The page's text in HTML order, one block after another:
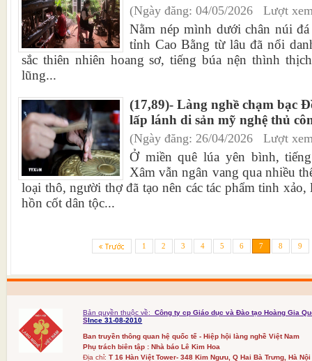
(Ngày đăng: 04/05/2026 Lượt
Nằm nép mình dưới chân núi
tỉnh Cao Bằng từ lâu đã nổi
sắc thiên nhiên hoang sơ, tiếng búa nện thình
lũng...
(17,89)- Làng nghề chạm bạc
lấp lánh di sản mỹ nghệ thủ
(Ngày đăng: 26/04/2026 Lượt
Ở miền quê lúa yên bình,
Xâm vẫn ngân vang qua nhiều
loại thô, người thợ đã tạo nên các tác phẩm tinh
hồn cốt dân tộc...
1 2 3 4 5 6 7 8 9
Bản quyền thuộc về:
Công ty cp Giáo dục và Đào tạo Hoàng Gia
SInce 31-08-2010
Ban truyền thông quan hệ quốc tế - Hiệp hội làng nghề Việt Nam
Phụ trách biên tập : Nhà báo Lê Kim Hoa
Địa chỉ: T 16 Hàn Việt Tower- 348 Kim Ngưu, Q Hai Bà Trưng, Hà Nội